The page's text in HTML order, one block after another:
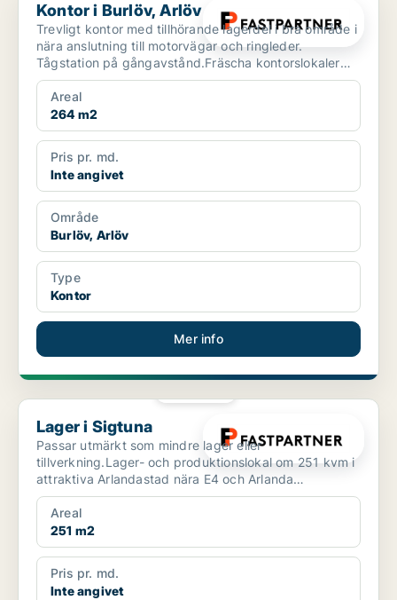
Kontor i Burlöv, Arlöv
Trevligt kontor med tillhörande lagerdel i bra område i
nära anslutning till motorvägar och ringleder.
Tågstation på gångavstånd.Fräscha kontorslokaler
med t...
Areal
264 m2
Pris pr. md.
Inte angivet
Område
Burlöv, Arlöv
Type
Kontor
Mer info
Lager i Sigtuna
Lager i Sigtuna
Passar utmärkt som mindre lager eller
tillverkning.Lager- och produktionslokal om 251 kvm i
attraktiva Arlandastad nära E4 och Arlanda
Välkommen till en fl...
Areal
251 m2
Pris pr. md.
Inte angivet